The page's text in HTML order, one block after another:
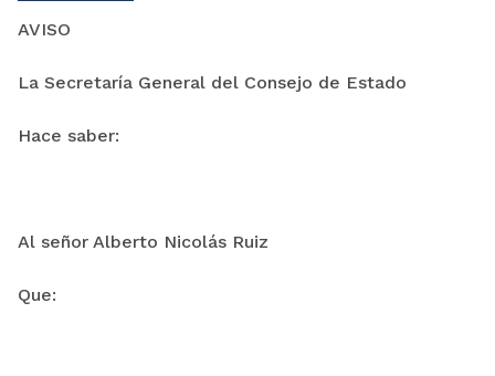
AVISO
La Secretaría General del Consejo de Estado
Hace saber:
Al señor Alberto Nicolás Ruiz
Que: